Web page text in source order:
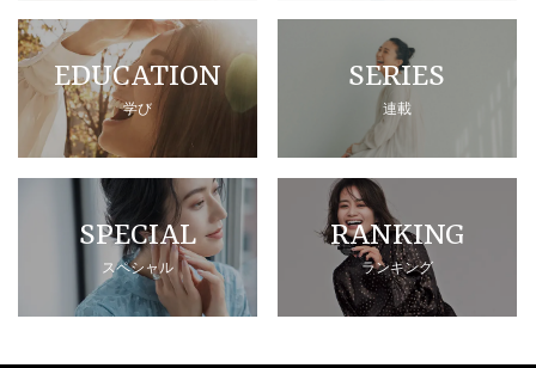
EDUCATION
学び
SERIES
連載
SPECIAL
スペシャル
RANKING
ランキング